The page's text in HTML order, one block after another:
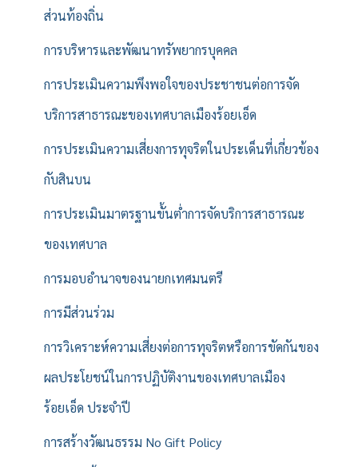
ส่วนท้องถิ่น
การบริหารและพัฒนาทรัพยากรบุคคล
การประเมินความพึงพอใจของประชาชนต่อการจัด
บริการสาธารณะของเทศบาลเมืองร้อยเอ็ด
การประเมินความเสี่ยงการทุจริตในประเด็นที่เกี่ยวข้อง
กับสินบน
การประเมินมาตรฐานขั้นต่ำการจัดบริการสาธารณะ
ของเทศบาล
การมอบอำนาจของนายกเทศมนตรี
การมีส่วนร่วม
การวิเคราะห์ความเสี่ยงต่อการทุจริตหรือการขัดกันของ
ผลประโยชน์ในการปฏิบัติงานของเทศบาลเมือง
ร้อยเอ็ด ประจำปี
การสร้างวัฒนธรรม No Gift Policy